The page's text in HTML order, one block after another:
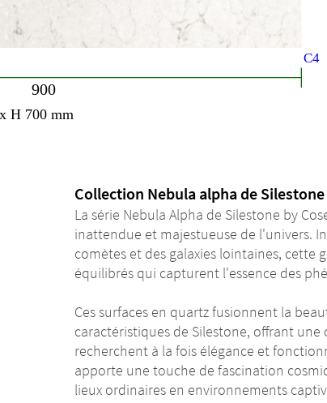
Collection Nebula alpha de Silestone
La série Nebula Alpha de Silestone by
inattendue et majestueuse de l'univers.
comètes et des galaxies lointaines,
équilibrés qui capturent l'essence des
Ces surfaces en quartz fusionnent la
caractéristiques de Silestone, offrant
recherchent à la fois élégance et
apporte une touche de fascination
lieux ordinaires en environnements